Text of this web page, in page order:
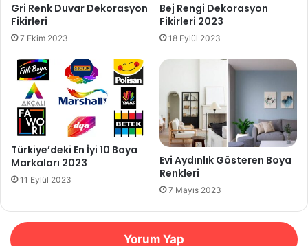
Gri Renk Duvar Dekorasyon
Fikirleri
7 Ekim 2023
Bej Rengi Dekorasyon
Fikirleri 2023
18 Eylül 2023
Türkiye’deki En İyi 10 Boya
Markaları 2023
11 Eylül 2023
Evi Aydınlık Gösteren Boya
Renkleri
7 Mayıs 2023
Yorum Yap